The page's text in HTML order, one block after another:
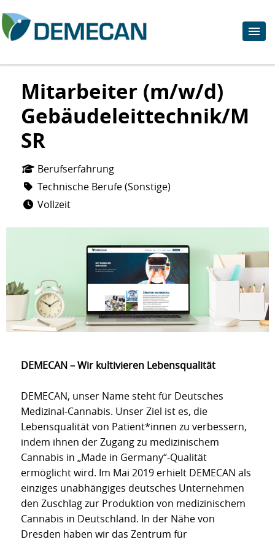
Mitarbeiter (m/w/d)
Gebäudeleittechnik/M
SR
Berufserfahrung
Technische Berufe (Sonstige)
Vollzeit
DEMECAN – Wir kultivieren Lebensqualität
DEMECAN, unser Name steht für Deutsches
Medizinal-Cannabis. Unser Ziel ist es, die
Lebensqualität von Patient*innen zu verbessern,
indem ihnen der Zugang zu medizinischem
Cannabis in „Made in Germany“-Qualität
ermöglicht wird. Im Mai 2019 erhielt DEMECAN als
einziges unabhängiges deutsches Unternehmen
den Zuschlag zur Produktion von medizinischem
Cannabis in Deutschland. In der Nähe von
Dresden haben wir das Zentrum für